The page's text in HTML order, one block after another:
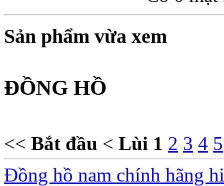
Sản phẩm vừa xem
ĐỒNG HỒ
<< Bắt đầu < Lùi 1 2 3 4 5
Đồng hồ nam chính hãng